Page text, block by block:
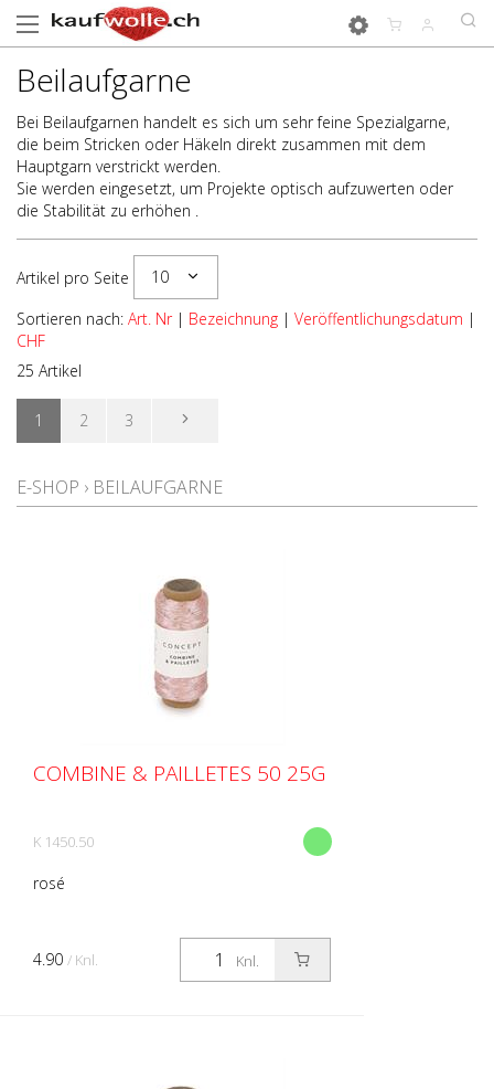
Beilaufgarne
Bei Beilaufgarnen handelt es sich um sehr feine Spezialgarne,
die beim Stricken oder Häkeln direkt zusammen mit dem
Hauptgarn verstrickt werden.
Sie werden eingesetzt, um Projekte optisch aufzuwerten oder
die Stabilität zu erhöhen .
Artikel pro Seite
10
Sortieren nach: Art. Nr| Bezeichnung | Veröffentlichungsdatum |
CHF
25 Artikel
1 2 3
E-SHOP › BEILAUFGARNE
COMBINE & PAILLETES 50 25G
K 1450.50
rosé
Knl.
4.90 / Knl.